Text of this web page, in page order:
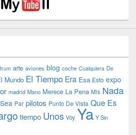
arte aviones blog coche Cualquiera De
Mundo El Tiempo Era Esa Esto expo
madrid Mano Merece La Pena Mis Nada
Par pilotos Punto De Vista Que Es
tiempo Unos Voy Ya Y Sin